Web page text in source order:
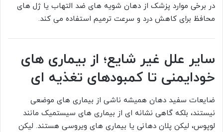
در برخی موارد پزشک از دهان شویه های ضد التهاب یا ژل های
محافظ برای کاهش درد و سرعت ترمیم استفاده می کند.
سایر علل غیر شایع؛ از بیماری های
خودایمنی تا کمبودهای تغذیه ای
ضایعات سفید دهان همیشه ناشی از بیماری های موضعی
نیستند، بلکه گاهی نشانه ای از بیماری های سیستمیک مانند
لوپوس، لیکن پلان دهانی یا بیماری های ویروسی هستند. لیکن